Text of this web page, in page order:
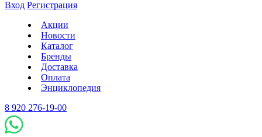
Вход Регистрация
Акции
Новости
Каталог
Бренды
Доставка
Оплата
Энциклопедия
8 920 276-19-00